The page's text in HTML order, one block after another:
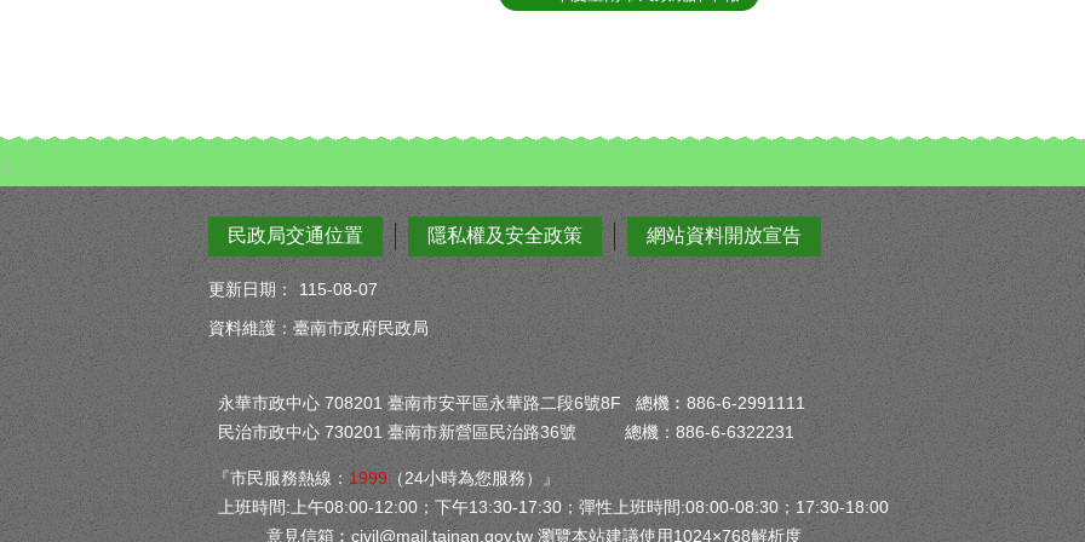
:::
民政局交通位置 隱私權及安全政策 網站資料開放宣告
更新日期：
115-08-07
資料維護：臺南市政府民政局
永華市政中心 708201 臺南市安平區永華路二段6號8F 總機︰886-6-2991111
民治市政中心 730201 臺南市新營區民治路36號 總機：886-6-6322231
『市民服務熱線： 1999 （24小時為您服務）』
上班時間:上午08:00-12:00；下午13:30-17:30；彈性上班時間:08:00-08:30；17:30-18:00
意見信箱︰ civil@mail.tainan.gov.tw 瀏覽本站建議使用1024×768解析度